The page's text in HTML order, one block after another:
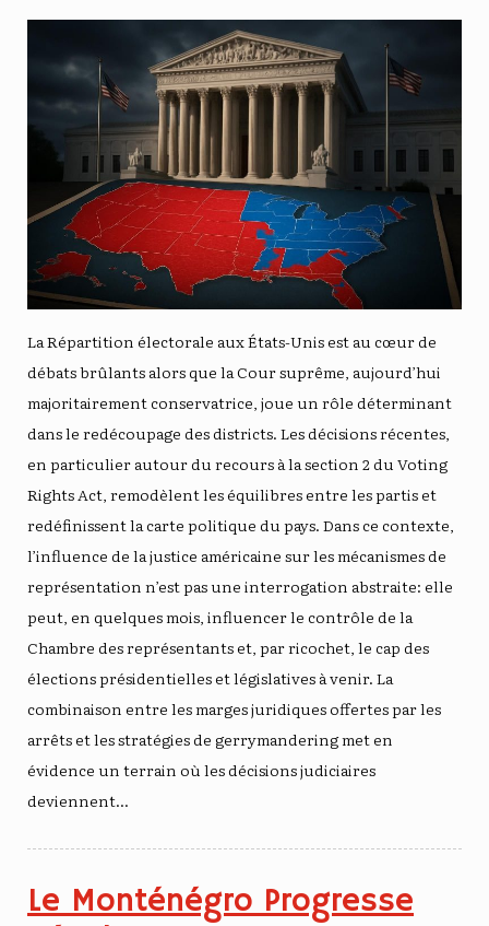
La Répartition électorale aux États-Unis est au cœur de
débats brûlants alors que la Cour suprême, aujourd’hui
majoritairement conservatrice, joue un rôle déterminant
dans le redécoupage des districts. Les décisions récentes,
en particulier autour du recours à la section 2 du Voting
Rights Act, remodèlent les équilibres entre les partis et
redéfinissent la carte politique du pays. Dans ce contexte,
l’influence de la justice américaine sur les mécanismes de
représentation n’est pas une interrogation abstraite: elle
peut, en quelques mois, influencer le contrôle de la
Chambre des représentants et, par ricochet, le cap des
élections présidentielles et législatives à venir. La
combinaison entre les marges juridiques offertes par les
arrêts et les stratégies de gerrymandering met en
évidence un terrain où les décisions judiciaires
deviennent…
Le Monténégro Progresse